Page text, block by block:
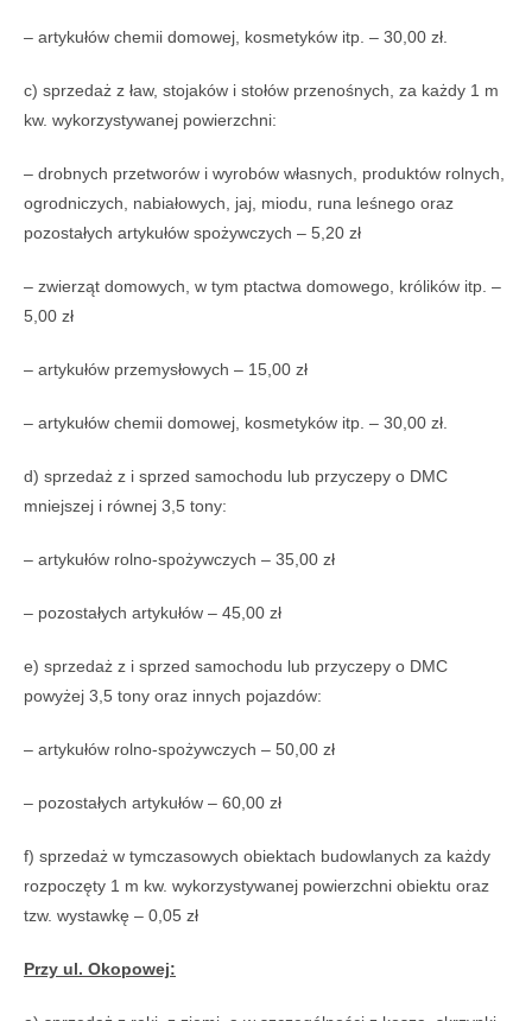
– artykułów chemii domowej, kosmetyków itp. – 30,00 zł.
c) sprzedaż z ław, stojaków i stołów przenośnych, za każdy 1 m
kw. wykorzystywanej powierzchni:
– drobnych przetworów i wyrobów własnych, produktów rolnych,
ogrodniczych, nabiałowych, jaj, miodu, runa leśnego oraz
pozostałych artykułów spożywczych – 5,20 zł
– zwierząt domowych, w tym ptactwa domowego, królików itp. –
5,00 zł
– artykułów przemysłowych – 15,00 zł
– artykułów chemii domowej, kosmetyków itp. – 30,00 zł.
d) sprzedaż z i sprzed samochodu lub przyczepy o DMC
mniejszej i równej 3,5 tony:
– artykułów rolno-spożywczych – 35,00 zł
– pozostałych artykułów – 45,00 zł
e) sprzedaż z i sprzed samochodu lub przyczepy o DMC
powyżej 3,5 tony oraz innych pojazdów:
– artykułów rolno-spożywczych – 50,00 zł
– pozostałych artykułów – 60,00 zł
f) sprzedaż w tymczasowych obiektach budowlanych za każdy
rozpoczęty 1 m kw. wykorzystywanej powierzchni obiektu oraz
tzw. wystawkę – 0,05 zł
Przy ul. Okopowej: